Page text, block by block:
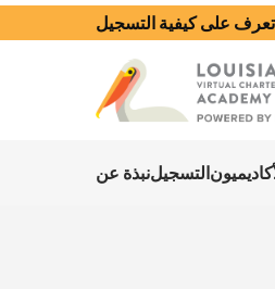
تعرف على كيفية التسجيل
نبذة عنالتسجيل